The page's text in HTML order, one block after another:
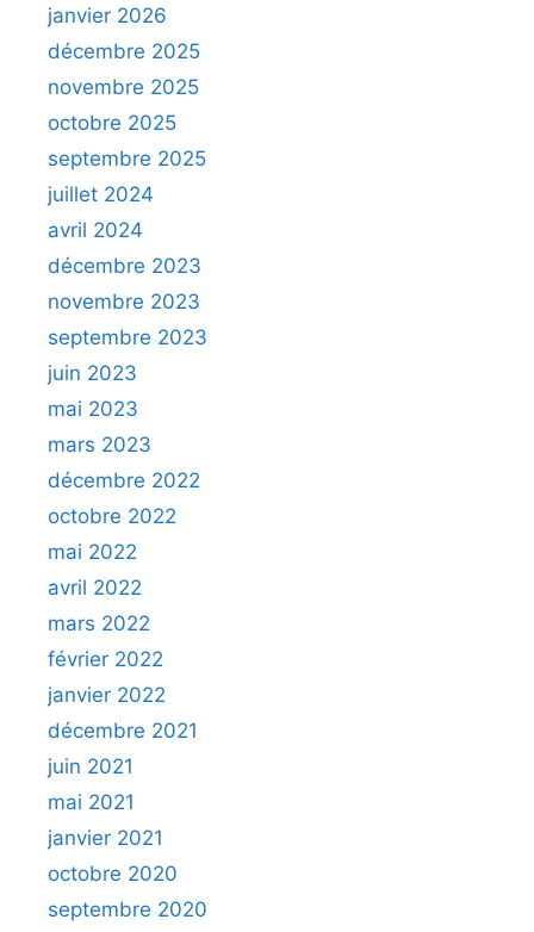
janvier 2026
décembre 2025
novembre 2025
octobre 2025
septembre 2025
juillet 2024
avril 2024
décembre 2023
novembre 2023
septembre 2023
juin 2023
mai 2023
mars 2023
décembre 2022
octobre 2022
mai 2022
avril 2022
mars 2022
février 2022
janvier 2022
décembre 2021
juin 2021
mai 2021
janvier 2021
octobre 2020
septembre 2020